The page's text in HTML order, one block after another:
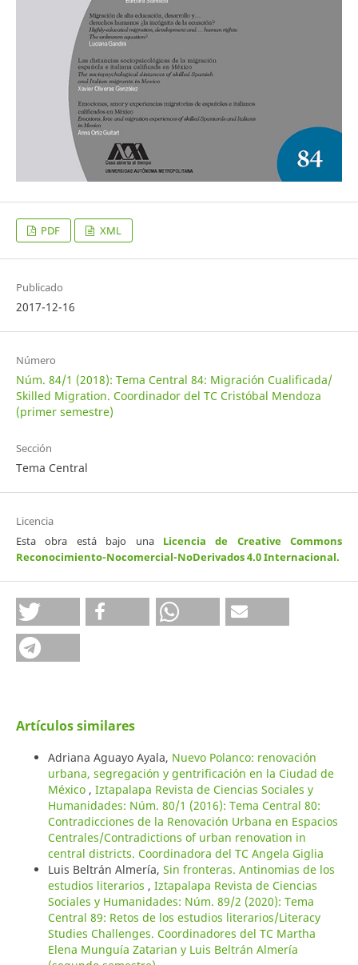
PDF XML
Publicado
2017-12-16
Número
Núm. 84/1 (2018): Tema Central 84: Migración Cualificada/
Skilled Migration. Coordinador del TC Cristóbal Mendoza
(primer semestre)
Sección
Tema Central
Licencia
Esta obra está bajo una Licencia de Creative Commons
Reconocimiento-Nocomercial-NoDerivados 4.0 Internacional.
Artículos similares
Adriana Aguayo Ayala, Nuevo Polanco: renovación
urbana, segregación y gentrificación en la Ciudad de
México , Iztapalapa Revista de Ciencias Sociales y
Humanidades: Núm. 80/1 (2016): Tema Central 80:
Contradicciones de la Renovación Urbana en Espacios
Centrales/Contradictions of urban renovation in
central districts. Coordinadora del TC Angela Giglia
Luis Beltrán Almería, Sin fronteras. Antinomias de los
estudios literarios , Iztapalapa Revista de Ciencias
Sociales y Humanidades: Núm. 89/2 (2020): Tema
Central 89: Retos de los estudios literarios/Literacy
Studies Challenges. Coordinadores del TC Martha
Elena Munguía Zatarian y Luis Beltrán Almería